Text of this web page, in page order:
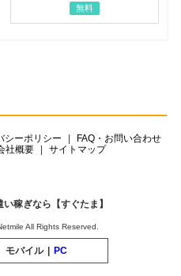
無料
シーポリシー
FAQ・お問い合わせ
社概要 サイトマップ
稼ぎなら【すぐたま】
All Rights Reserved.
モバイル | PC